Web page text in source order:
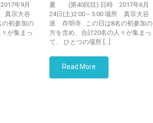
年9月
真宗大谷
初参加の
が集まっ
夏 (第40回目) 日時 2017年6月
24日(土)2:00～5:00 場所 真宗大谷
派 存明寺 この日は8名の初参加の
方を含め、合計20名の人々が集まっ
て、 ひとつの場所 […]
Read More